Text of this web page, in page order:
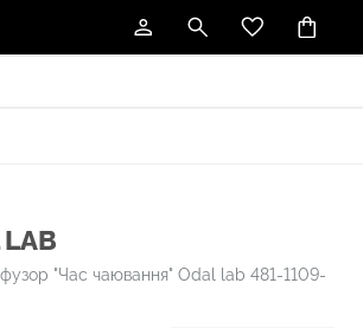
LAB
"Час чаювання" Odal lab 481-1109-